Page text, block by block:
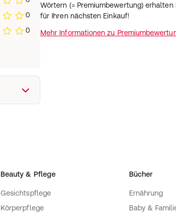
0
0
Wörtern (= Premiumbewertung)
für Ihren nächsten Einkauf!
Mehr Informationen zu
Beauty & Pflege
Gesichtspflege
Körperpflege
Bücher
Ernährung
Baby &